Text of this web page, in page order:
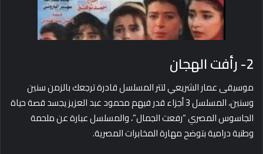
2- رأفت الهجان
موسيقى عمار الشريعي لتتر المسلسل قادرة ترجعك بالزمن سنين
وسنين، المسلسل 3 أجزاء قدر فيهم محمود عبد العزيز يجسد قصة حياة
الجاسوس المصري “رفعت الجمال”، والمسلسل عبارة عن ملحمة
وطنية درامية بتوضح مهارة المخابرات المصرية.